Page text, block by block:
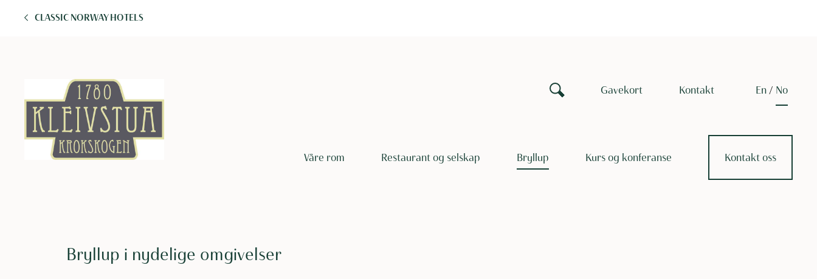
CLASSIC NORWAY HOTELS
Gavekort Kontakt en no
Våre rom Restaurant og selskap Bryllup Kurs og konferanse Kontakt oss
Bryllup i nydelige omgivelser